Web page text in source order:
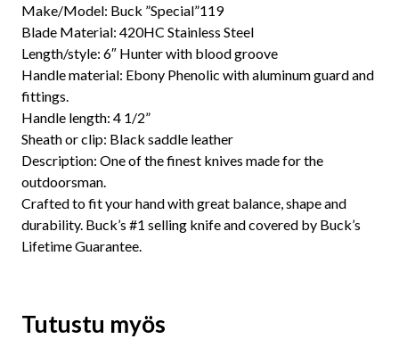
Make/Model: Buck ”Special”119
Blade Material: 420HC Stainless Steel
Length/style: 6″ Hunter with blood groove
Handle material: Ebony Phenolic with aluminum guard and
fittings.
Handle length: 4 1/2”
Sheath or clip: Black saddle leather
Description: One of the finest knives made for the
outdoorsman.
Crafted to fit your hand with great balance, shape and
durability. Buck’s #1 selling knife and covered by Buck’s
Lifetime Guarantee.
Tutustu myös